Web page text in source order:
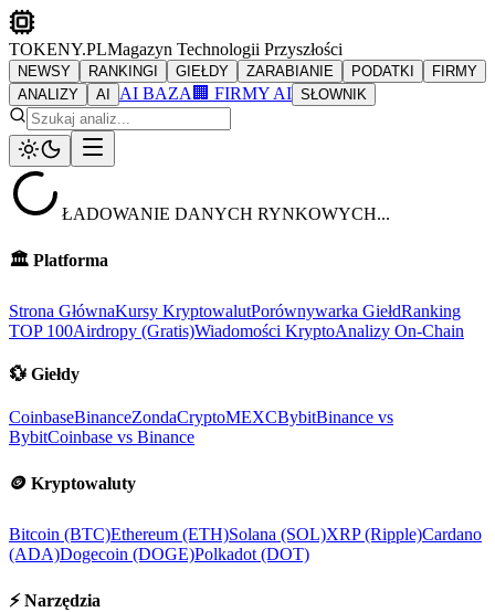
TOKENY.PLMagazyn Technologii Przyszłości
NEWSY RANKINGI GIEŁDY ZARABIANIE PODATKI
FIRMY
ANALIZY
AI AI BAZA 🏢 FIRMY AI SŁOWNIK
ŁADOWANIE DANYCH RYNKOWYCH...
🏛️ Platforma
Strona GłównaKursy KryptowalutPorównywarka GiełdRanking
TOP 100Airdropy (Gratis)Wiadomości KryptoAnalizy On-Chain
💱 Giełdy
CoinbaseBinanceZondaCryptoMEXCBybitBinance vs
BybitCoinbase vs Binance
🪙 Kryptowaluty
Bitcoin (BTC)Ethereum (ETH)Solana (SOL)XRP (Ripple)Cardano
(ADA)Dogecoin (DOGE)Polkadot (DOT)
⚡ Narzędzia